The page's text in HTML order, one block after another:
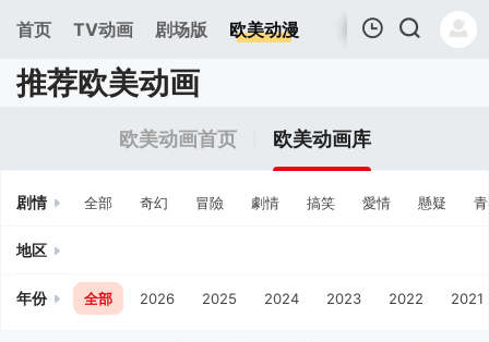
首页 TV动画 剧场版 欧美动漫
我的观影记录
推荐欧美动画
欧美动画首页 欧美动画库
剧情 全部 奇幻 冒險 劇情 搞笑 愛情 懸疑
地区
年份 全部 2026 2025 2024 2023 2022 2021